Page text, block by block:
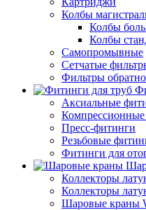
Колбы
Колбы
Колбы
Самопромывные
Сетчатые
Фильтры
Аксиальные
Пресс-фитинги
Резьбовые
Фитинги для
Коллекторы
Коллекторы
Шаровые краны